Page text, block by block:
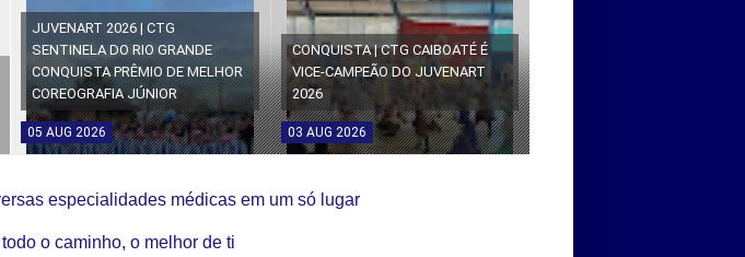
JUVENART 2026 | CTG
SENTINELA DO RIO GRANDE
CONQUISTA PRÊMIO DE MELHOR
COREOGRAFIA JÚNIOR
05 AUG 2026
CONQUISTA | CTG CAIBOATÉ É
VICE-CAMPEÃO DO JUVENART
2026
03 AUG 2026